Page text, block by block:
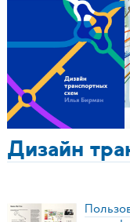
Дизайн